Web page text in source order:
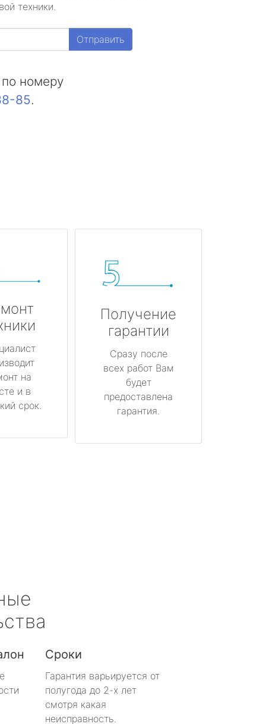
техники.
Отправить
номеру
85.
на
и в
срок.
Получение
гарантии
Сразу после
всех работ Вам
будет
предоставлена
гарантия.
Сроки
Гарантия варьируется от
полугода до 2-х лет
смотря какая
неисправность.